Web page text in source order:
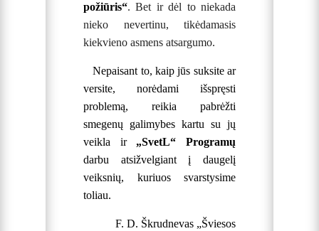
požiūris“. Bet ir dėl to niekada
nieko nevertinu, tikėdamasis
kiekvieno asmens atsargumo.
Nepaisant to, kaip jūs suksite ar
versite, norėdami išspręsti
problemą, reikia pabrėžti
smegenų galimybes kartu su jų
veikla ir „SvetL“ Programų
darbu atsižvelgiant į daugelį
veiksnių, kuriuos svarstysime
toliau.
F. D. Škrudnevas „Šviesos